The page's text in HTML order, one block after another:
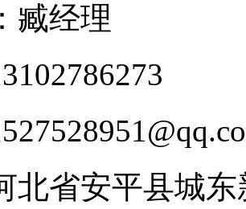
臧经理
北省安平县城